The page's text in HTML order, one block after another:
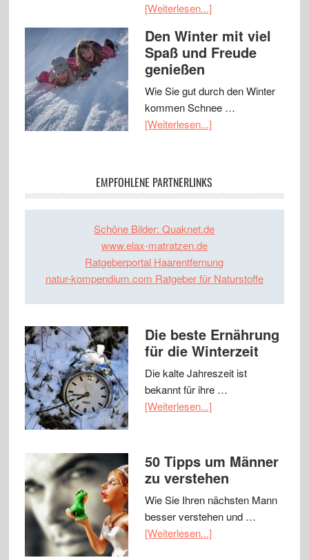
[Weiterlesen...]
Den Winter mit viel
Spaß und Freude
genießen
Wie Sie gut durch den Winter
kommen Schnee …
[Weiterlesen...]
EMPFOHLENE PARTNERLINKS
Schöne Bilder: Quaknet.de
www.elax-matratzen.de
Ratgeberportal Haarentfernung
natur-kompendium.com Ratgeber für Naturstoffe
Die beste Ernährung
für die Winterzeit
Die kalte Jahreszeit ist
bekannt für ihre …
[Weiterlesen...]
50 Tipps um Männer
zu verstehen
Wie Sie Ihren nächsten Mann
besser verstehen und …
[Weiterlesen...]